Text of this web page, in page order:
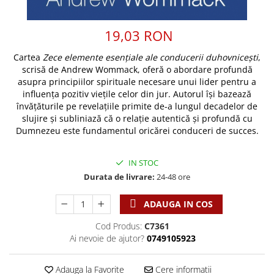
Rugaciune
Familie
Barbati
Cresterea copiilor
Femei
Relatii
Sexualitate
Instrumente pastorale
Despre biserica
Predici/ Schite de predici
Resurse studiu biblic
Pix plastic
Jocuri
Jurnal de Rugaciune
Limba Engleza
Limba Română
Magneti
Foarte puternici
Produse din lemn
Sibiu
Carti postale
Jurnal
Magneti
Suport pahar
Tablouri
Sinaia
Alte suveniruri
Magneti
Suport pahar
19,03 RON
Cartea Zece elemente esențiale ale conducerii duhovnicești,
scrisă de Andrew Wommack, oferă o abordare profundă
asupra principiilor spirituale necesare unui lider pentru a
influența pozitiv viețile celor din jur. Autorul își bazează
învățăturile pe revelațiile primite de-a lungul decadelor de
slujire și subliniază că o relație autentică și profundă cu
Dumnezeu este fundamentul oricărei conduceri de succes.
IN STOC
Durata de livrare: 24-48 ore
ADAUGA IN COS
Cod Produs: C7361
Ai nevoie de ajutor? 0749105923
Adauga la Favorite Cere informatii